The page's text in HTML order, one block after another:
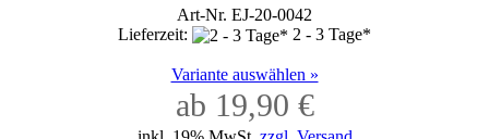
Art-Nr. EJ-20-0042
Lieferzeit:
2 - 3 Tage*
Variante auswählen »
ab 19,90 €